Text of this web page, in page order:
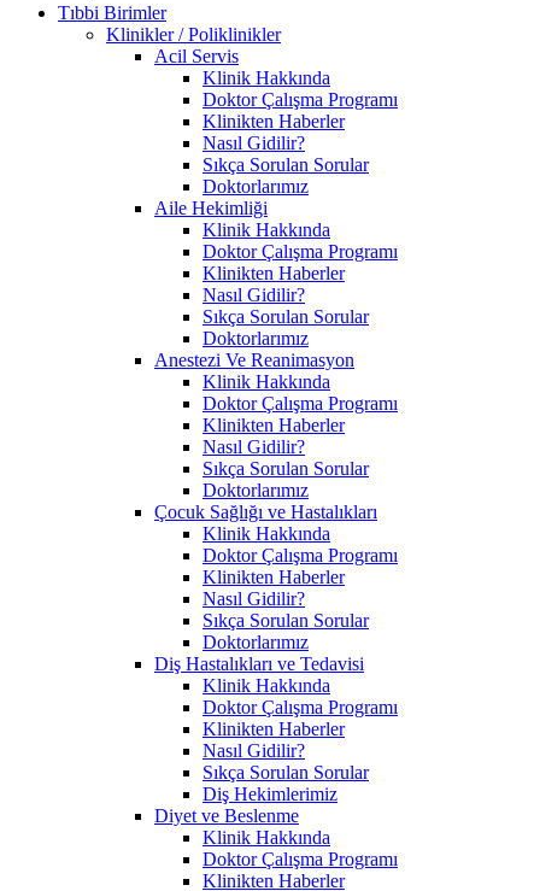
Tıbbi Birimler
Klinikler / Poliklinikler
Acil Servis
Klinik Hakkında
Doktor Çalışma Programı
Klinikten Haberler
Nasıl Gidilir?
Sıkça Sorulan Sorular
Doktorlarımız
Aile Hekimliği
Klinik Hakkında
Doktor Çalışma Programı
Klinikten Haberler
Nasıl Gidilir?
Sıkça Sorulan Sorular
Doktorlarımız
Anestezi Ve Reanimasyon
Klinik Hakkında
Doktor Çalışma Programı
Klinikten Haberler
Nasıl Gidilir?
Sıkça Sorulan Sorular
Doktorlarımız
Çocuk Sağlığı ve Hastalıkları
Klinik Hakkında
Doktor Çalışma Programı
Klinikten Haberler
Nasıl Gidilir?
Sıkça Sorulan Sorular
Doktorlarımız
Diş Hastalıkları ve Tedavisi
Klinik Hakkında
Doktor Çalışma Programı
Klinikten Haberler
Nasıl Gidilir?
Sıkça Sorulan Sorular
Diş Hekimlerimiz
Diyet ve Beslenme
Klinik Hakkında
Doktor Çalışma Programı
Klinikten Haberler